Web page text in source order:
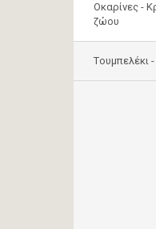
Οκαρίνες -
ζώου
Tουμπελέκι